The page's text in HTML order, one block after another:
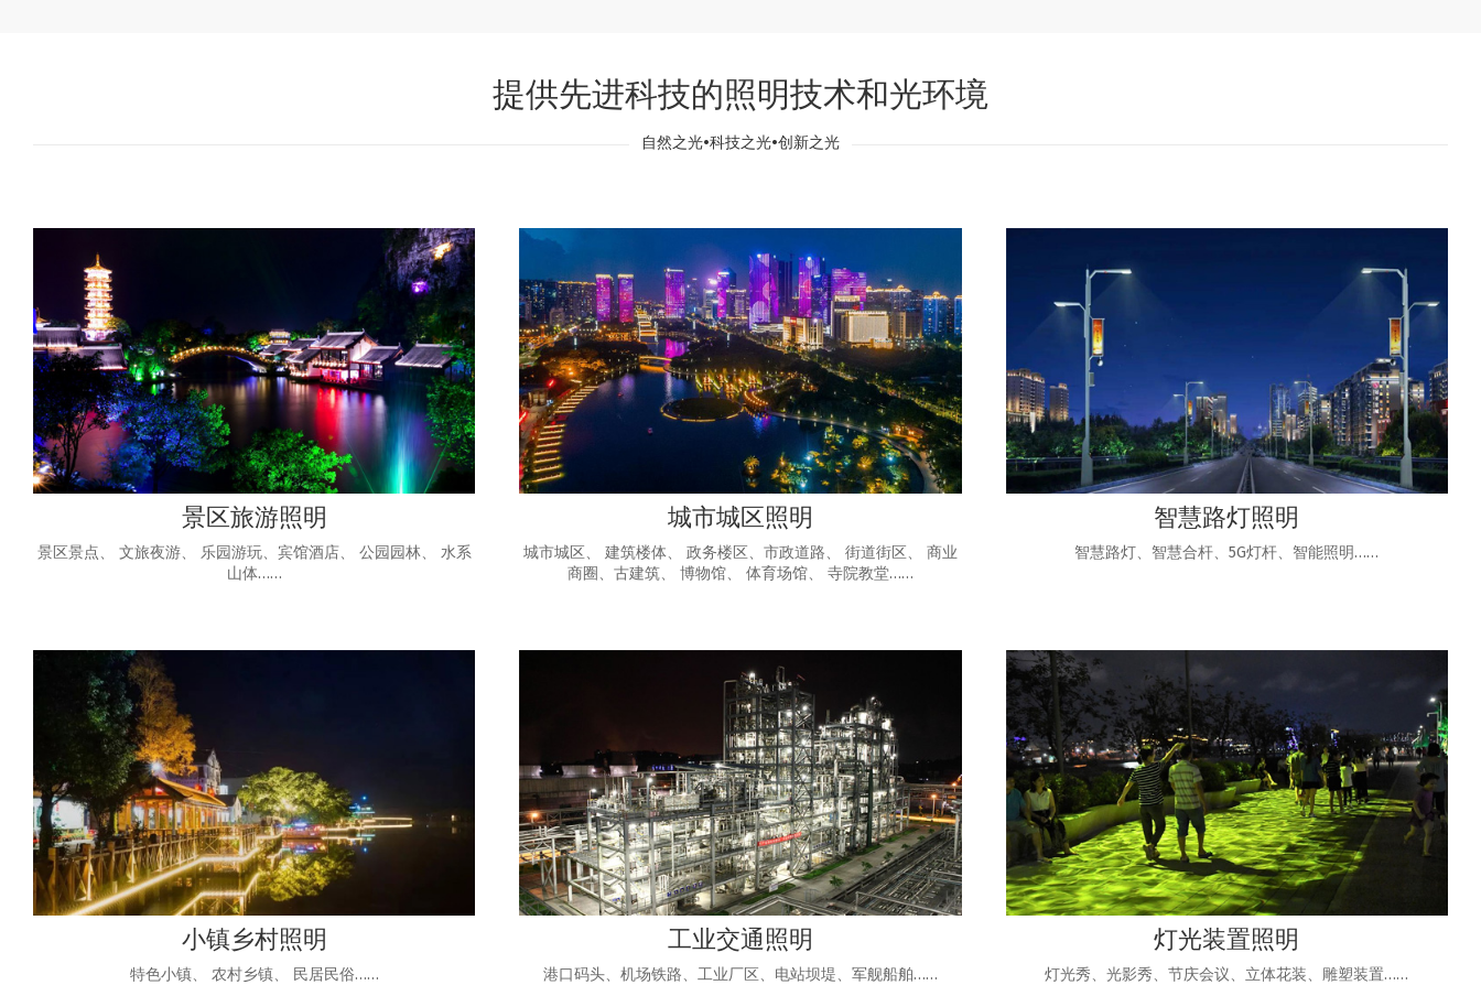
提供先进科技的照明技术和光环境
自然之光•科技之光•创新之光
景区旅游照明
景区景点、 文旅夜游、 乐园游玩、宾馆酒店、 公园园林、 水系
山体……
城市城区照明
城市城区、 建筑楼体、 政务楼区、市政道路、 街道街区、 商业
商圈、古建筑、 博物馆、 体育场馆、 寺院教堂……
智慧路灯照明
智慧路灯、智慧合杆、5G灯杆、智能照明……
小镇乡村照明
特色小镇、 农村乡镇、 民居民俗……
工业交通照明
港口码头、机场铁路、工业厂区、电站坝堤、军舰船舶……
灯光装置照明
灯光秀、光影秀、节庆会议、立体花装、雕塑装置……